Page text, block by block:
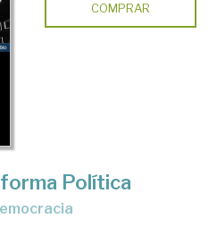
COMPRAR
Política